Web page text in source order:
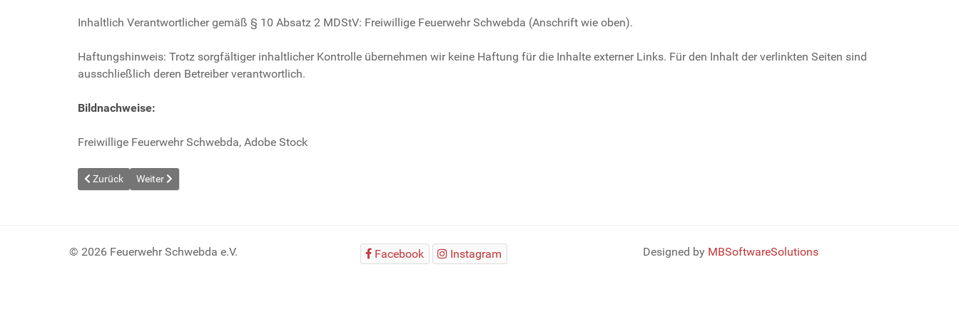
Inhaltlich Verantwortlicher gemäß § 10 Absatz 2 MDStV: Freiwillige Feuerwehr Schwebda (Anschrift wie oben).
Haftungshinweis: Trotz sorgfältiger inhaltlicher Kontrolle übernehmen wir keine Haftung für die Inhalte externer Links. Für den Inhalt der verlinkten Seiten sind
ausschließlich deren Betreiber verantwortlich.
Bildnachweise:
Freiwillige Feuerwehr Schwebda, Adobe Stock
Vorheriger Beitrag: Datenschutz
Zurück Nächster Beitrag: Gaffer
Weiter
© 2026 Feuerwehr Schwebda e.V. Facebook Instagram Designed by MBSoftwareSolutions